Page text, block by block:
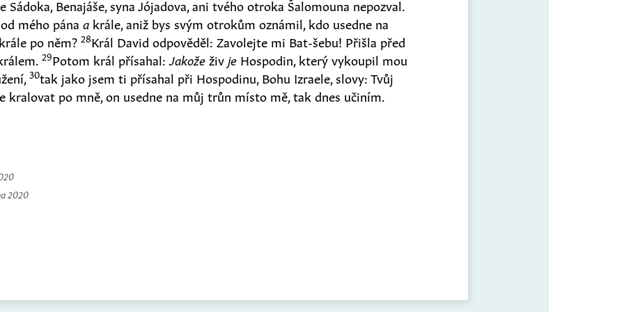
Sádoka, Benajáše, syna Jójadova, ani tvého otroka Šalomouna nepozval.
mého pánaa krále, aniž bys svým otrokům oznámil, kdo usedne na
po něm?28Král David odpověděl: Zavolejte mi Bat-šebu! Přišla před
29Potom král přísahal:Jakože živ je Hospodin, který vykoupil mou
30tak jako jsem ti přísahal při Hospodinu, Bohu Izraele, slovy: Tvůj
kralovat po mně, on usedne na můj trůn místo mě, tak dnes učiním.
2020